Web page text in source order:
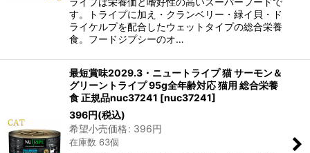
す。トライプに加え・クランベリー・緑イ貝・ド
ライケルプを配合したウェットタイプの総合栄養
食。フードジプシーのオ…
最短賞味2029.3・ニュートライプ 猫 サーモン＆
グリーントライプ 95g全年齢対応 猫用 総合栄養
食 正規品nuc37241 [nuc37241]
396円(税込)
希望小売価格: 396円
在庫数 63個